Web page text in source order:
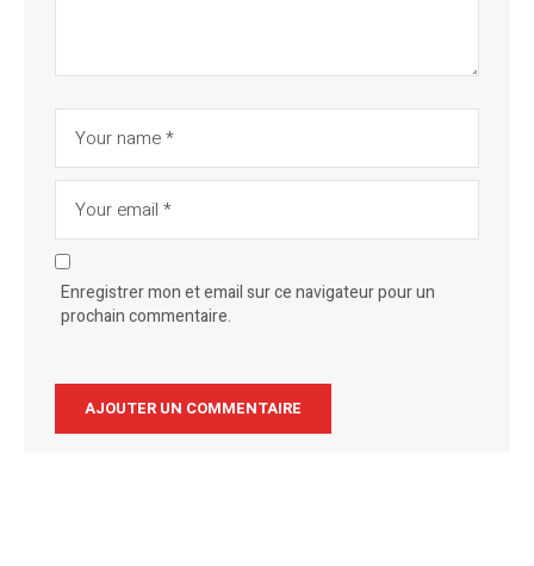
Enregistrer mon et email sur ce navigateur pour un
prochain commentaire.